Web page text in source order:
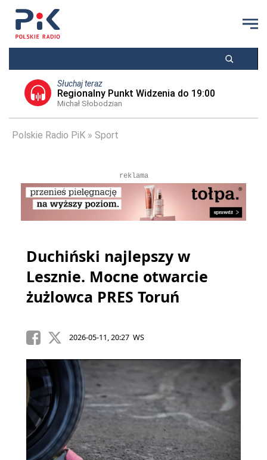
Słuchaj teraz
Regionalny Punkt Widzenia do 19:00
Michał Słobodzian
Polskie Radio PiK Sport
reklama
Duchiński najlepszy w
Lesznie. Mocne otwarcie
żużlowca PRES Toruń
2026-05-11, 20:27 WS